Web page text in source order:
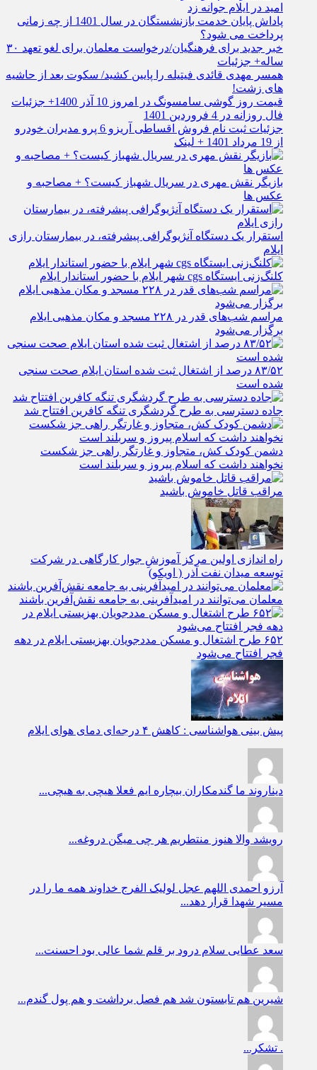
امید در ایلام جوانه زد
پاداش پایان خدمت بازنشستگان در سال 1401 از چه زمانی
پرداخت می شود؟
خبر جدید برای فرهنگیان/درخواست معلمان برای لغو تعهد ۳۰
ساله+ جزئیات
همسر مهدی قائدی فیتیله را پایین کشید/ سکوت بعد از حاشیه
های زشت!
قیمت روز گوشی سامسونگ در امروز 10 آذر 1400+ جزئیات
فال روزانه در 4 فروردین 1401
جزئیات ثبت نام فروش اقساطی آریزو 6 پرو مدیران خودرو
از 19 مرداد 1401 + لینک
بازیگر نقش مهری در سریال شهباز کیست؟ + مصاحبه و
عکس ها
استقرار یک دستگاه آنژیوگرافی پیشرفته، در بیمارستان رازی
ایلام
کلنگ‌زنی ایستگاه cgs شهر ایلام با حضور استاندار ایلام
مراسم شب‌های قدر در ۲۲۸ مسجد و مکان مذهبی ایلام
برگزار می‌شود
۸۳/۵۲ درصد از اشتغال ثبت شده استان ایلام صحت سنجی
شده است
جاده دسترسی به طرح گردشگری تنگه کافرین افتتاح شد
دشمن کودک کش، متجاوز و غارتگر راهی جز شکست
نخواهند داشت که اسلام پیروز و سربلند است
مراقب قاتل خاموش باشید
راه اندازی اولین مرکز آموزشِ جوار کارگاهی در شرکت
توسعه میدان نفت آذر ( اویکو)
معلمان می‌توانند در امیدآفرینی به جامعه نقش‌آفرین باشند
۶۵۲ طرح اشتغال و مسکن مددجویان بهزیستی ایلام در دهه
فجر افتتاح می‌شود
پیش بینی هواشناسی : کاهش ۴ درجه‌ای دمای هوای ایلام
دیناروند ما گندمکاران بیچاره ایم فعلا هیچی به هیچی...
رویشد والا هنوز منتطریم هر چی میگن دروغه...
آرزو احمدی اللهم عجل لولیک الفرج خداوند همه ما را در
مسیر شهدا قرار دهد...
سعد عطایی سلام درود بر قلم شما عالی بود احسنت...
شیرین هم تابستون شد هم فصل برداشت و هم پول گندم...
. تشکر...